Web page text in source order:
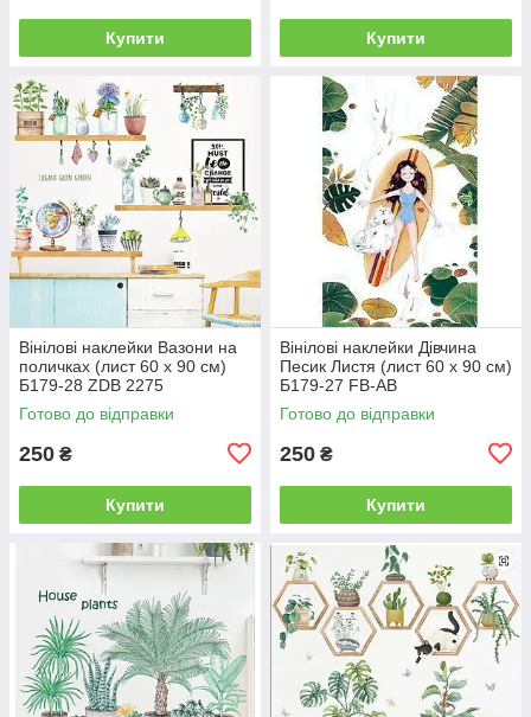
Купити Купити
Вінілові наклейки Вазони на
поличках (лист 60 х 90 см)
Б179-28 ZDB 2275
Готово до відправки
250 ₴
Купити
Вінілові наклейки Дівчина
Песик Листя (лист 60 х 90 см)
Б179-27 FB-AB
Готово до відправки
250 ₴
Купити